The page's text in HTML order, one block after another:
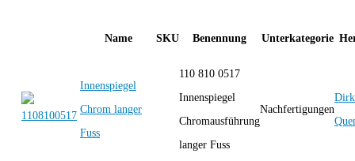
Name SKU Benennung Unterkategorie
Innenspiegel
Chrom langer
Fuss
110 810 0517
Innenspiegel
Chromausführung
langer Fuss
Nachfertigungen
Dirk